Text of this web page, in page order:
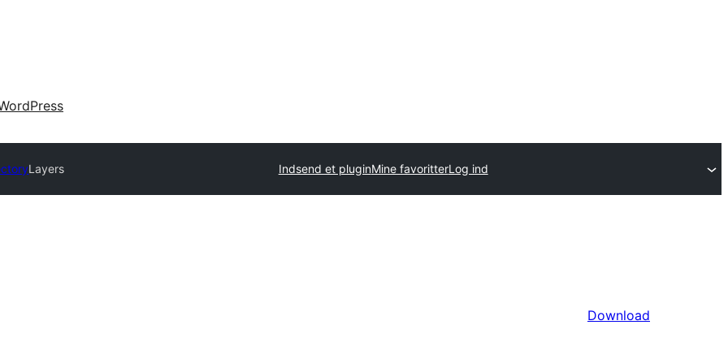
Layers Indsend et pluginMine favoritterLog ind
Download